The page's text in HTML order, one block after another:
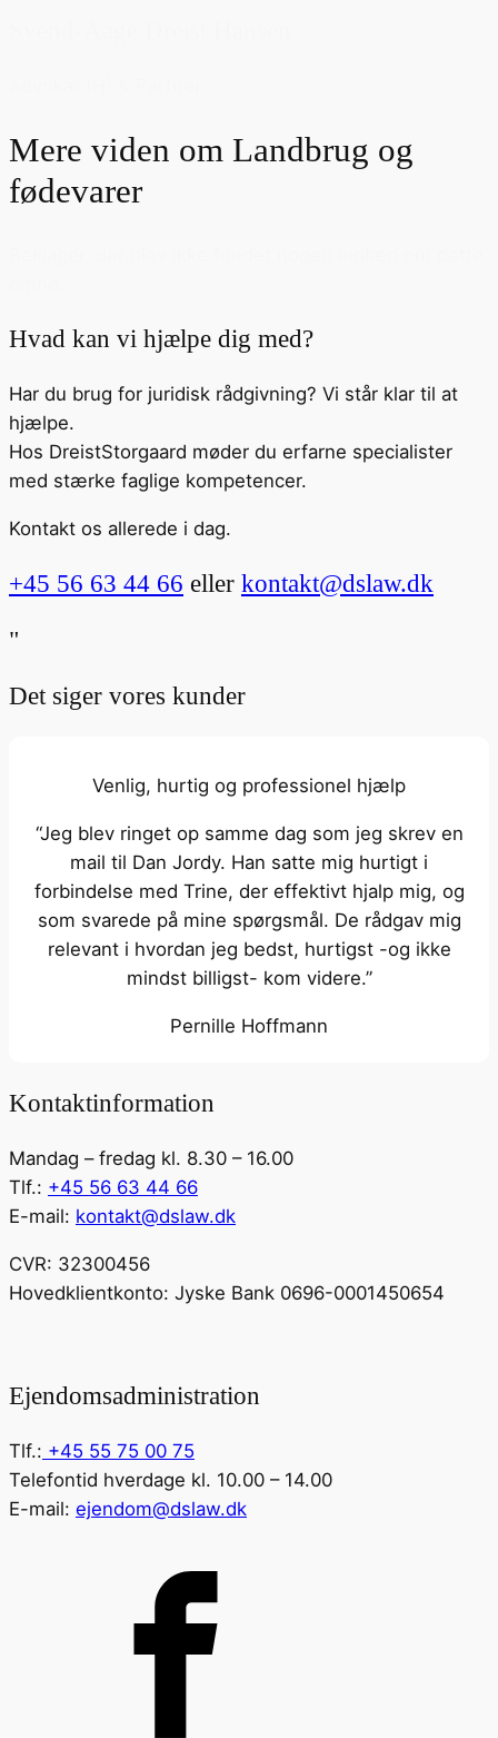
Mere viden om Landbrug og
fødevarer
Hvad kan vi hjælpe dig med?
Har du brug for juridisk rådgivning? Vi står klar til at
hjælpe.
Hos DreistStorgaard møder du erfarne specialister
med stærke faglige kompetencer.
Kontakt os allerede i dag.
+45 56 63 44 66 eller kontakt@dslaw.dk
"
Det siger vores kunder
Venlig, hurtig og professionel hjælp
“Jeg blev ringet op samme dag som jeg skrev en
mail til Dan Jordy. Han satte mig hurtigt i
forbindelse med Trine, der effektivt hjalp mig, og
som svarede på mine spørgsmål. De rådgav mig
relevant i hvordan jeg bedst, hurtigst -og ikke
mindst billigst- kom videre.”
Pernille Hoffmann
Kontaktinformation
Mandag – fredag kl. 8.30 – 16.00
Tlf.: +45 56 63 44 66
E-mail: kontakt@dslaw.dk
CVR: 32300456
Hovedklientkonto: Jyske Bank 0696-0001450654
Ejendomsadministration
Tlf.: +45 55 75 00 75
Telefontid hverdage kl. 10.00 – 14.00
E-mail: ejendom@dslaw.dk